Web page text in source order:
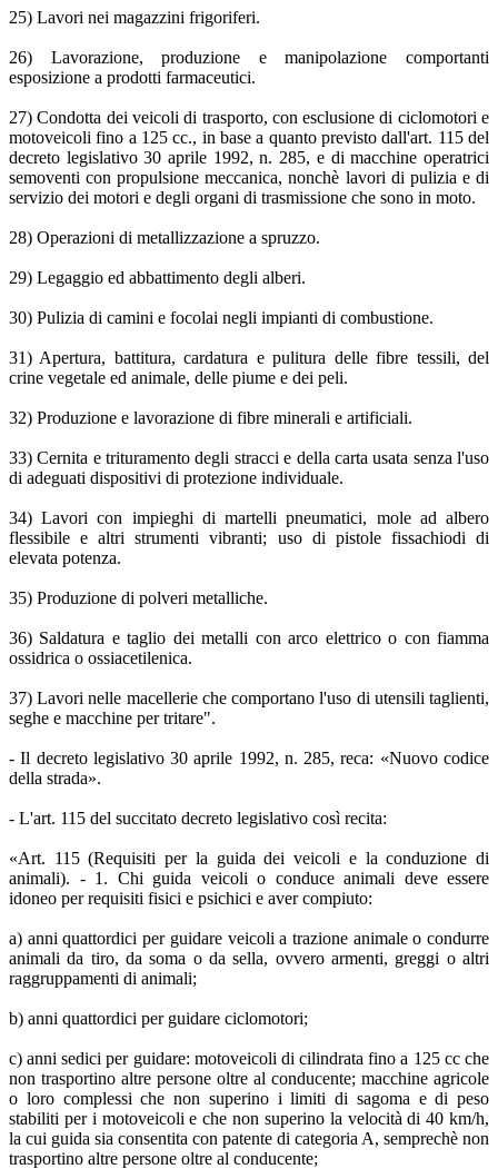
25) Lavori nei magazzini frigoriferi.
26) Lavorazione, produzione e manipolazione comportanti
esposizione a prodotti farmaceutici.
27) Condotta dei veicoli di trasporto, con esclusione di ciclomotori e
motoveicoli fino a 125 cc., in base a quanto previsto dall'art. 115 del
decreto legislativo 30 aprile 1992, n. 285, e di macchine operatrici
semoventi con propulsione meccanica, nonchè lavori di pulizia e di
servizio dei motori e degli organi di trasmissione che sono in moto.
28) Operazioni di metallizzazione a spruzzo.
29) Legaggio ed abbattimento degli alberi.
30) Pulizia di camini e focolai negli impianti di combustione.
31) Apertura, battitura, cardatura e pulitura delle fibre tessili, del
crine vegetale ed animale, delle piume e dei peli.
32) Produzione e lavorazione di fibre minerali e artificiali.
33) Cernita e trituramento degli stracci e della carta usata senza l'uso
di adeguati dispositivi di protezione individuale.
34) Lavori con impieghi di martelli pneumatici, mole ad albero
flessibile e altri strumenti vibranti; uso di pistole fissachiodi di
elevata potenza.
35) Produzione di polveri metalliche.
36) Saldatura e taglio dei metalli con arco elettrico o con fiamma
ossidrica o ossiacetilenica.
37) Lavori nelle macellerie che comportano l'uso di utensili taglienti,
seghe e macchine per tritare".
- Il decreto legislativo 30 aprile 1992, n. 285, reca: «Nuovo codice
della strada».
- L'art. 115 del succitato decreto legislativo così recita:
«Art. 115 (Requisiti per la guida dei veicoli e la conduzione di
animali). - 1. Chi guida veicoli o conduce animali deve essere
idoneo per requisiti fisici e psichici e aver compiuto:
a) anni quattordici per guidare veicoli a trazione animale o condurre
animali da tiro, da soma o da sella, ovvero armenti, greggi o altri
raggruppamenti di animali;
b) anni quattordici per guidare ciclomotori;
c) anni sedici per guidare: motoveicoli di cilindrata fino a 125 cc che
non trasportino altre persone oltre al conducente; macchine agricole
o loro complessi che non superino i limiti di sagoma e di peso
stabiliti per i motoveicoli e che non superino la velocità di 40 km/h,
la cui guida sia consentita con patente di categoria A, semprechè non
trasportino altre persone oltre al conducente;